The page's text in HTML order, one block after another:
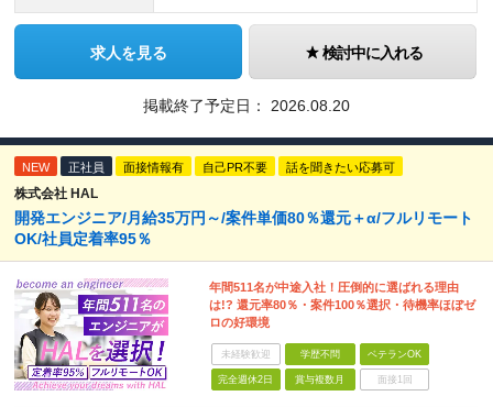
求人を見る 検討中に入れる
掲載終了予定日： 2026.08.20
NEW 正社員 面接情報有 自己PR不要 話を聞きたい応募可
株式会社 HAL
開発エンジニア/月給35万円～/案件単価80％還元＋α/フルリモート
OK/社員定着率95％
年間511名が中途入社！圧倒的に選ばれる理由
は!? 還元率80％・案件100％選択・待機率ほぼゼ
ロの好環境
未経験歓迎 学歴不問 ベテランOK
完全週休2日 賞与複数月 面接1回